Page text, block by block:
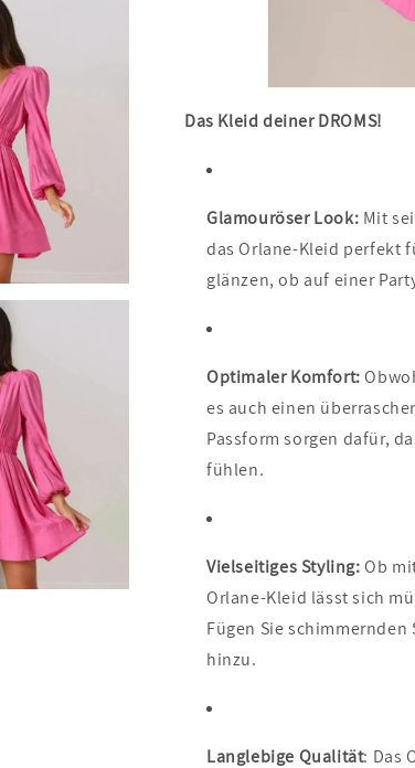
Das Kleid deiner DROMS!
Glamouröser Look: Mit
das Orlane-Kleid perfekt
glänzen, ob auf einer
Optimaler Komfort:
es auch einen
Passform sorgen dafür,
fühlen.
Vielseitiges Styling:Ob
Orlane-Kleid lässt sich
Fügen Sie
hinzu.
Langlebige Qualität: Das